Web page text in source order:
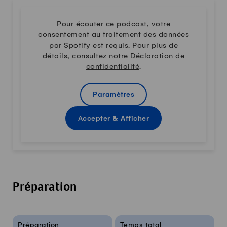
Pour écouter ce podcast, votre
consentement au traitement des données
par Spotify est requis. Pour plus de
détails, consultez notre Déclaration de
confidentialité.
Paramètres
Accepter & Afficher
Préparation
Infos sur la recette
Préparation Temps total